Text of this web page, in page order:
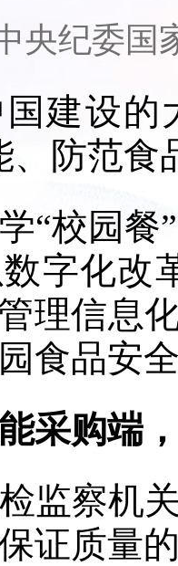
央纪委国
设的大
、防范
园餐”
字化改
理信息
食品安
采购端
察机关
证质量